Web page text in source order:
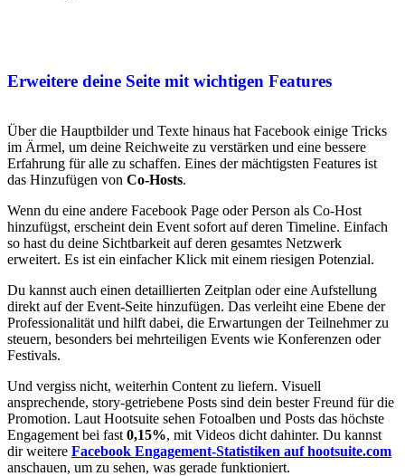
Erweitere deine Seite mit wichtigen Features
Über die Hauptbilder und Texte hinaus hat Facebook einige Tricks
im Ärmel, um deine Reichweite zu verstärken und eine bessere
Erfahrung für alle zu schaffen. Eines der mächtigsten Features ist
das Hinzufügen von Co-Hosts.
Wenn du eine andere Facebook Page oder Person als Co-Host
hinzufügst, erscheint dein Event sofort auf deren Timeline. Einfach
so hast du deine Sichtbarkeit auf deren gesamtes Netzwerk
erweitert. Es ist ein einfacher Klick mit einem riesigen Potenzial.
Du kannst auch einen detaillierten Zeitplan oder eine Aufstellung
direkt auf der Event-Seite hinzufügen. Das verleiht eine Ebene der
Professionalität und hilft dabei, die Erwartungen der Teilnehmer zu
steuern, besonders bei mehrteiligen Events wie Konferenzen oder
Festivals.
Und vergiss nicht, weiterhin Content zu liefern. Visuell
ansprechende, story-getriebene Posts sind dein bester Freund für die
Promotion. Laut Hootsuite sehen Fotoalben und Posts das höchste
Engagement bei fast 0,15%, mit Videos dicht dahinter. Du kannst
dir weitere Facebook Engagement-Statistiken auf hootsuite.com
anschauen, um zu sehen, was gerade funktioniert.